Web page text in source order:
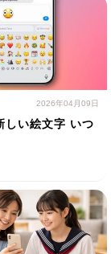
2026年04月09日
い絵文字 いつ